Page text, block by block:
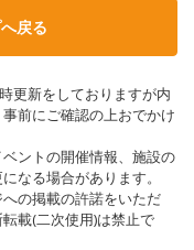
戻る
更新をしておりますが内
前にご確認の上おでかけ
ントの開催情報、施設の
なる場合があります。
の掲載の許諾をいただ
載(二次使用)は禁止で